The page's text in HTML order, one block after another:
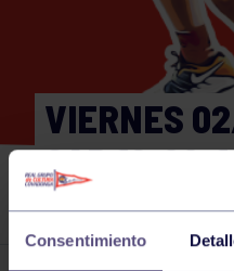
Consentimiento
VIERNES
GAP 19:00-
GIMNASIO